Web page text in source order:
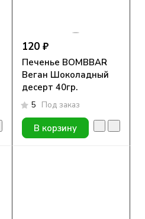
120 ₽
Печенье BOMBBAR
Веган Шоколадный
десерт 40гр.
5 Под заказ
В корзину